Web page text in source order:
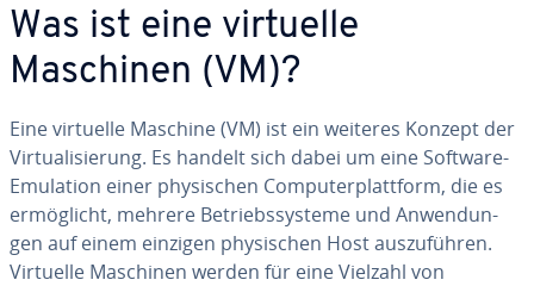
Was ist eine virtuelle
Maschinen (VM)?
Eine virtuelle Maschine (VM) ist ein weiteres Konzept der
Vir­tua­li­sie­rung. Es handelt sich dabei um eine Software-
Emulation einer phy­si­schen Com­pu­ter­platt­form, die es
er­mög­licht, mehrere Be­triebs­sys­te­me und An­wen­dun­
gen auf einem einzigen phy­si­schen Host aus­zu­füh­ren.
Virtuelle Maschinen werden für eine Vielzahl von